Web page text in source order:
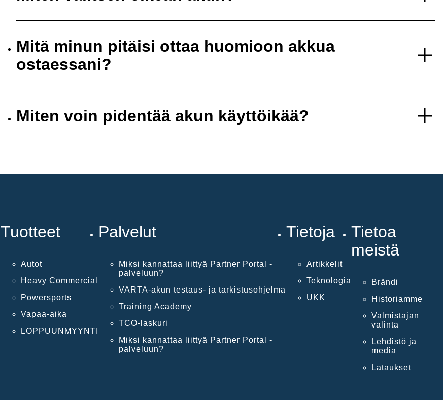
Mitä minun pitäisi ottaa huomioon akkua
ostaessani?
Miten voin pidentää akun käyttöikää?
Tuotteet
Autot
Heavy Commercial
Powersports
Vapaa-aika
LOPPUUNMYYNTI
Palvelut
Miksi kannattaa liittyä Partner Portal -
palveluun?
VARTA-akun testaus- ja tarkistusohjelma
Training Academy
TCO-laskuri
Miksi kannattaa liittyä Partner Portal -
palveluun?
Tietoja
Artikkelit
Teknologia
UKK
Tietoa
meistä
Brändi
Historiamme
Valmistajan
valinta
Lehdistö ja
media
Lataukset